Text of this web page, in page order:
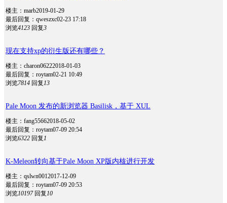
楼主：marb2019-01-29
最后回复：qweszxc02-23 17:18
浏览4123 回复3
现在支持xp的衍生版还有哪些？
楼主：charon06222018-01-03
最后回复：roytam02-21 10:49
浏览7814 回复13
Pale Moon 发布的新浏览器 Basilisk，基于 XUL
楼主：fang55662018-05-02
最后回复：roytam07-09 20:54
浏览6322 回复1
K-Meleon转向基于Pale Moon XP版内核进行开发
楼主：qslwn0012017-12-09
最后回复：roytam07-09 20:53
浏览10197 回复10